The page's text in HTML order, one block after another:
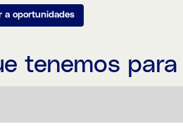
a oportunidades
tenemos